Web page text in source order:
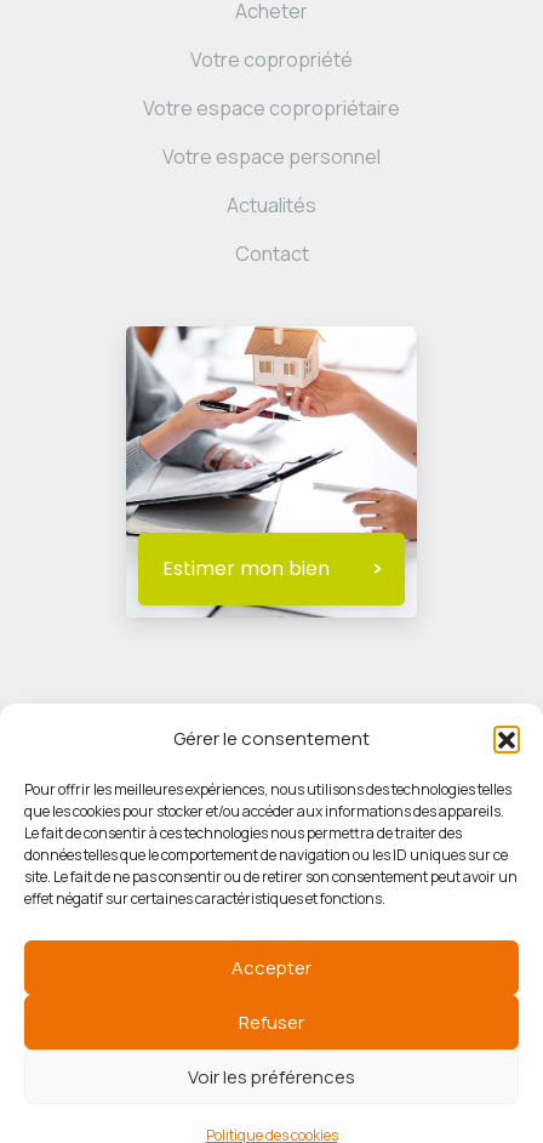
Gérer le consentement
Pour offrir les meilleures expériences, nous utilisons des technologies telles
que les cookies pour stocker et/ou accéder aux informations des appareils.
Le fait de consentir à ces technologies nous permettra de traiter des
données telles que le comportement de navigation ou les ID uniques sur ce
site. Le fait de ne pas consentir ou de retirer son consentement peut avoir un
effet négatif sur certaines caractéristiques et fonctions.
Accepter
Refuser
Voir les préférences
Politique des cookies
Acheter
Votre copropriété
Votre espace copropriétaire
Votre espace personnel
Actualités
Contact
Estimer mon bien
© HORIZON IMMOBILIER
Mentions légales
Politique des cookies